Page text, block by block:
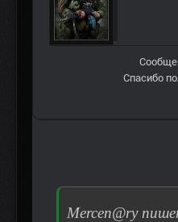
Спасибо
Mercen@ry